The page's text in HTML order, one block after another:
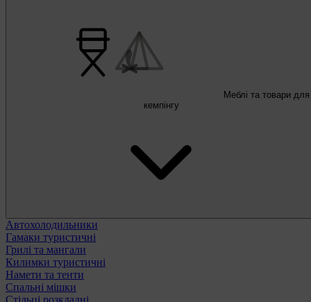
Меблі та товари для
кемпінгу
Автохолодильники
Гамаки туристичні
Грилі та мангали
Килимки туристичні
Намети та тенти
Спальні мішки
Стільці розкладні